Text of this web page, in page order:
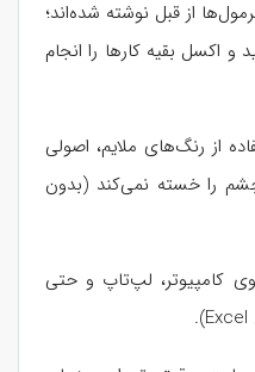
از قبل نوشته شده‌اند؛
اکسل بقیه کارها را انجام
از رنگ‌های ملایم، اصولی
را خسته نمی‌کند (بدون
کامپیوتر، لپ‌تاپ و حتی